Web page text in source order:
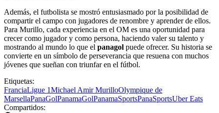
Además, el futbolista se mostró entusiasmado por la posibilidad de
compartir el campo con jugadores de renombre y aprender de ellos.
Para Murillo, cada experiencia en el OM es una oportunidad para
crecer como jugador y como persona, haciendo valer su talento y
mostrando al mundo lo que el panagol puede ofrecer. Su historia se
convierte en un símbolo de perseverancia que resuena con muchos
jóvenes que sueñan con triunfar en el fútbol.
Etiquetas:
FranciaLigue 1Michael Amir MurilloOlympique de
MarsellaPanaGolPanamaGolPanamaSportsPanaSportsUber Eats
Compartidos: